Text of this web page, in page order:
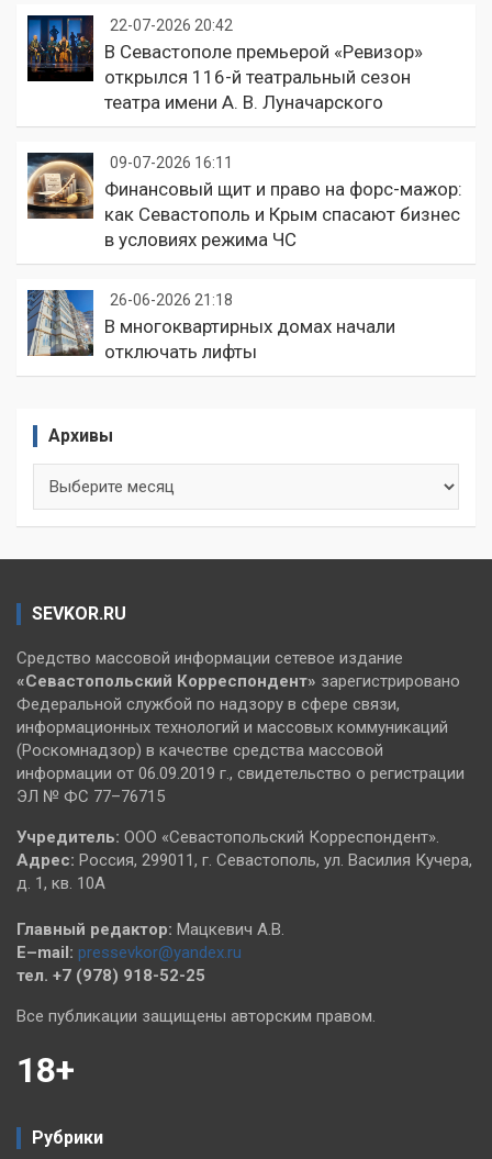
22-07-2026 20:42
В Севастополе премьерой «Ревизор»
открылся 116-й театральный сезон
театра имени А. В. Луначарского
09-07-2026 16:11
Финансовый щит и право на форс-мажор:
как Севастополь и Крым спасают бизнес
в условиях режима ЧС
26-06-2026 21:18
В многоквартирных домах начали
отключать лифты
Архивы
SEVKOR.RU
Средство массовой информации сетевое издание
«Севастопольский Корреспондент» зарегистрировано
Федеральной службой по надзору в сфере связи,
информационных технологий и массовых коммуникаций
(Роскомнадзор) в качестве средства массовой
информации от 06.09.2019 г., свидетельство о регистрации
ЭЛ № ФС 77–76715
Учредитель: ООО «Севастопольский Корреспондент».
Адрес: Россия, 299011, г. Севастополь, ул. Василия Кучера,
д. 1, кв. 10А
Главный редактор: Мацкевич А.В.
E–mail: pressevkor@yandex.ru
тел. +7 (978) 918-52-25
Все публикации защищены авторским правом.
18+
Рубрики